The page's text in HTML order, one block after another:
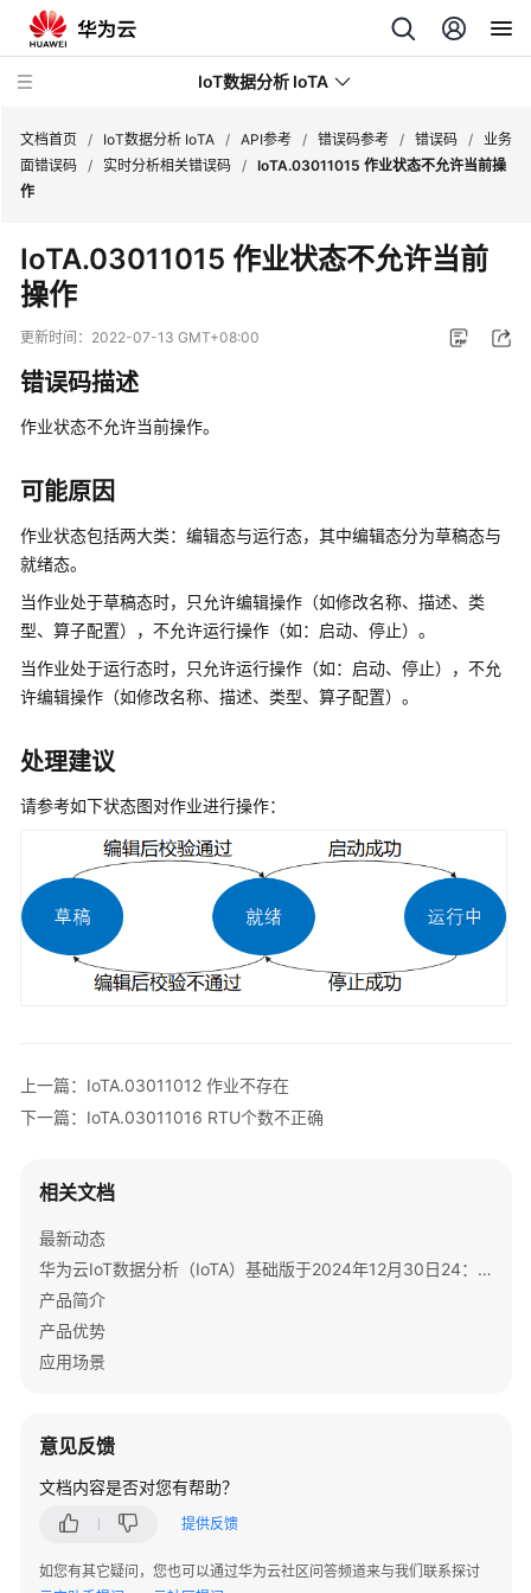
IoT数据分析 IoTA
动
态
服
务
公
告
产
品
介
绍
用
户
指
南
最
佳
实
API
读
调
API
API
列
表
误
码
参
考
错
文档首页 / IoT数据分析 IoTA / API参考 / 错误码参考 / 错误码 / 业务
面错误码 / 实时分析相关错误码 / IoTA.03011015 作业状态不允许当前操
作
IoTA.03011015 作业状态不允许当前
操作
更新时间： 2022-07-13 GMT+08:00
错误码描述
作业状态不允许当前操作。
可能原因
作业状态包括两大类：编辑态与运行态，其中编辑态分为草稿态与
就绪态。
当作业处于草稿态时，只允许编辑操作（如修改名称、描述、类
型、算子配置），不允许运行操作（如：启动、停止）。
当作业处于运行态时，只允许运行操作（如：启动、停止），不允
许编辑操作（如修改名称、描述、类型、算子配置）。
处理建议
请参考如下状态图对作业进行操作：
上一篇：IoTA.03011012 作业不存在
下一篇：IoTA.03011016 RTU个数不正确
相关文档
最新动态
华为云IoT数据分析（IoTA）基础版于2024年12月30日24：00（北京时间）停售/下线通知
产品简介
产品优势
应用场景
意见反馈
文档内容是否对您有帮助？
提供反馈
如您有其它疑问，您也可以通过华为云社区问答频道来与我们联系探讨